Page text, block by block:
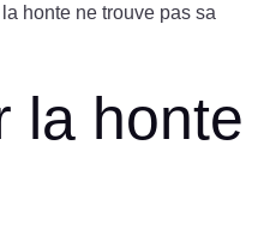
honte ne trouve pas sa
la honte